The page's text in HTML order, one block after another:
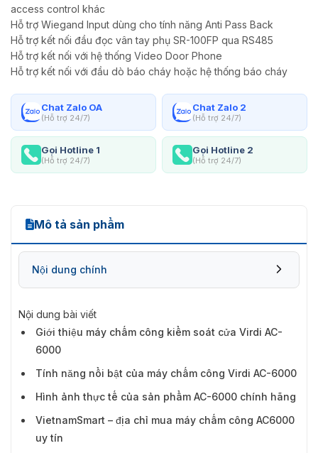
access control khác
Hỗ trợ Wiegand Input dùng cho tính năng Anti Pass Back
Hỗ trợ kết nối đầu đọc vân tay phụ SR-100FP qua RS485
Hỗ trợ kết nối với hệ thống Video Door Phone
Hỗ trợ kết nối với đầu dò báo cháy hoặc hệ thống báo cháy
Chat Zalo OA
(Hỗ trợ 24/7)
Chat Zalo 2
(Hỗ trợ 24/7)
Gọi Hotline 1
(Hỗ trợ 24/7)
Gọi Hotline 2
(Hỗ trợ 24/7)
Mô tả sản phẩm
Nội dung chính
Nội dung bài viết
Giới thiệu máy chấm công kiểm soát cửa Virdi AC-
6000
Tính năng nổi bật của máy chấm công Virdi AC-6000
Hình ảnh thực tế của sản phẩm AC-6000 chính hãng
VietnamSmart – địa chỉ mua máy chấm công AC6000
uy tín